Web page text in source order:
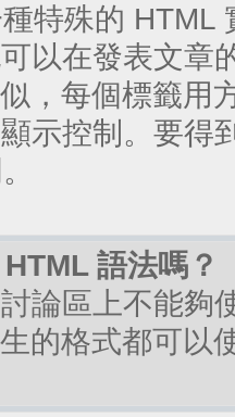
特殊的 HTML
以在發表文章
，每個標籤用
示控制。要得
語法嗎？
論區上不能夠
的格式都可以